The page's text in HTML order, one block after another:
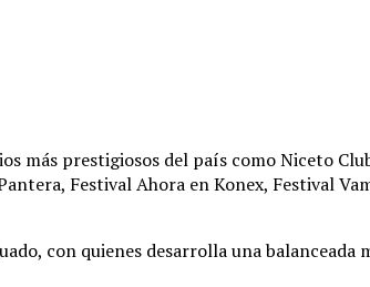
más prestigiosos del país como Niceto
Festival Ahora en Konex, Festival
con quienes desarrolla una balanceada